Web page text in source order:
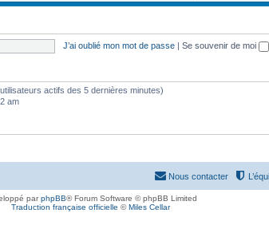
J’ai oublié mon mot de passe | Se souvenir de moi
actifs des 5 dernières minutes)
am
Nous contacter
parphpBB® Forum Software © phpBB Limited
Traduction française officielle ©Miles Cellar